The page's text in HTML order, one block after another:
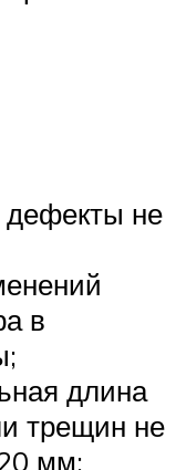
не
в
длина
трещин не
мм;